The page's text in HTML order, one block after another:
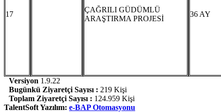
17
ÇAĞRILI GÜDÜMLÜ
ARAŞTIRMA PROJESİ
36 AY
Versiyon 1.9.22
Bugünkü Ziyaretçi Sayısı : 219 Kişi
Toplam Ziyaretçi Sayısı : 124.959 Kişi
TalentSoft Yazılım: e-BAP Otomasyonu